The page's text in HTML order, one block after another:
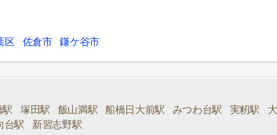
区 佐倉市 鎌ケ谷市
駅 塚田駅 飯山満駅 船橋日大前駅 みつわ台駅 実籾駅
台駅 新習志野駅